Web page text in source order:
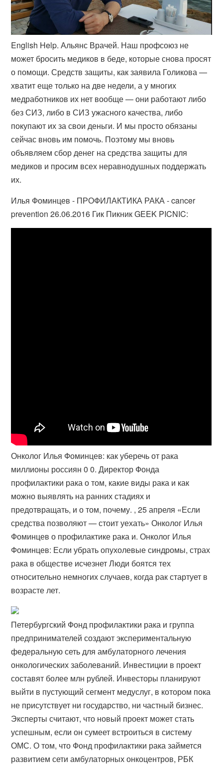
English Help. Альянс Врачей. Наш профсоюз не
может бросить медиков в беде, которые снова просят
о помощи. Средств защиты, как заявила Голикова —
хватит еще только на две недели, а у многих
медработников их нет вообще — они работают либо
без СИЗ, либо в СИЗ ужасного качества, либо
покупают их за свои деньги. И мы просто обязаны
сейчас вновь им помочь. Поэтому мы вновь
объявляем сбор денег на средства защиты для
медиков и просим всех неравнодушных поддержать
их.
Илья Фоминцев - ПРОФИЛАКТИКА РАКА - cancer
prevention 26.06.2016 Гик Пикник GEEK PICNIC:
Онколог Илья Фоминцев: как уберечь от рака
миллионы россиян 0 0. Директор Фонда
профилактики рака о том, какие виды рака и как
можно выявлять на ранних стадиях и
предотвращать, и о том, почему. , 25 апреля «Если
средства позволяют — стоит уехать» Онколог Илья
Фоминцев о профилактике рака и. Онколог Илья
Фоминцев: Если убрать опухолевые синдромы, страх
рака в обществе исчезнет Люди боятся тех
относительно немногих случаев, когда рак стартует в
возрасте лет.
Петербургский Фонд профилактики рака и группа
предпринимателей создают экспериментальную
федеральную сеть для амбулаторного лечения
онкологических заболеваний. Инвестиции в проект
составят более млн рублей. Инвесторы планируют
выйти в пустующий сегмент медуслуг, в котором пока
не присутствует ни государство, ни частный бизнес.
Эксперты считают, что новый проект может стать
успешным, если он сумеет встроиться в систему
ОМС. О том, что Фонд профилактики рака займется
развитием сети амбулаторных онкоцентров, РБК